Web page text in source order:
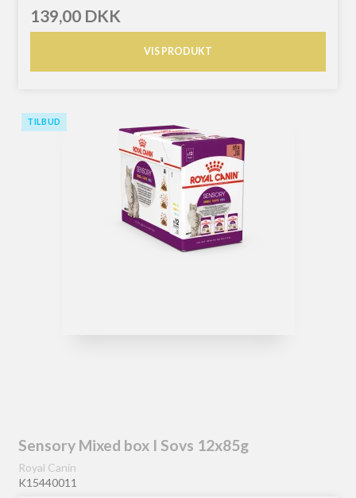
139,00 DKK
VIS PRODUKT
TILBUD
Sensory Mixed box I Sovs 12x85g
Royal Canin
K15440011